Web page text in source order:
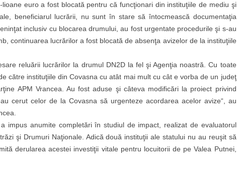
euro a fost blocată pentru că funcţionari din instituţiile de mediu şi
beneficiarul lucrării, nu sunt în stare să întocmească documentaţia
inclusiv cu blocarea drumului, au fost urgentate procedurile şi s-au
continuarea lucrărilor a fost blocată de absenţa avizelor de la instituţiile
reluării lucrărilor la drumul DN2D la fel şi Agenţia noastră. Cu toate
către instituţiile din Covasna cu atât mai mult cu cât e vorba de un judeţ
APM Vrancea. Au fost aduse şi câteva modificări la proiect privind
cerut celor de la Covasna să urgenteze acordarea acelor avize“, au
impus anumite completări în studiul de impact, realizat de evaluatorul
şi Drumuri Naţionale. Adică două instituţii ale statului nu au reuşit să
derularea acestei investiţii vitale pentru locuitorii de pe Valea Putnei,